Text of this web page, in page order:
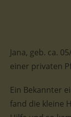
Jana, geb. ca.
einer privaten
Ein Bekannter
fand die kleine